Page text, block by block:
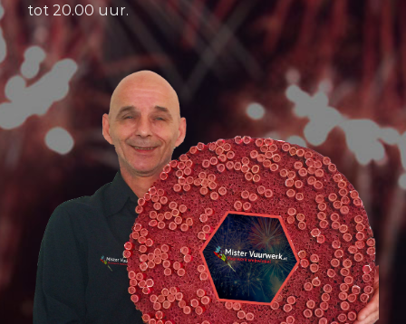
tot 20.00 uur.